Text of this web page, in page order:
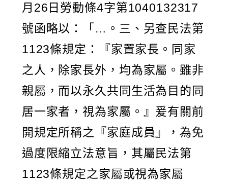
月26日勞動條4字第1040132317
號函略以：「…。三、另查民法第
1123條規定：『家置家長。同家
之人，除家長外，均為家屬。雖非
親屬，而以永久共同生活為目的同
居一家者，視為家屬。』爰有關前
開規定所稱之『家庭成員』，為免
過度限縮立法意旨，其屬民法第
1123條規定之家屬或視為家屬